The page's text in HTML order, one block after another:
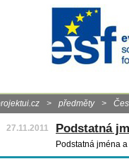
> předměty >
27.11.2011 Podstatná
Podstatná jména